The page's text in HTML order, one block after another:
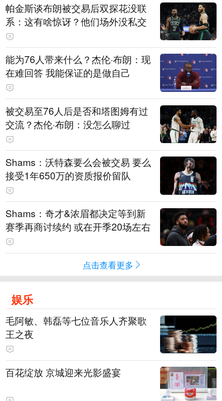
帕金斯谈布朗被交易后双探花没联
系：这有啥惊讶？他们场外没私交
能为76人带来什么？杰伦·布朗：现
在难回答 我能保证的是做自己
被交易至76人后是否和塔图姆有过
交流？杰伦·布朗：没怎么聊过
Shams：沃特森要么会被交易 要么
接受1年650万的资质报价留队
Shams：奇才&浓眉都决定等到新
赛季再商讨续约 或在开季20场左右
点击查看更多
娱乐
毛阿敏、韩磊等七位音乐人齐聚歌
王之夜
百花绽放 京城迎来光影盛宴